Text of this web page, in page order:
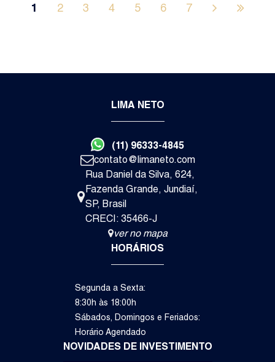
Suíte(s)
Casa de Condomínio
1 2 3 4 5 6 7
LIMA NETO
(11) 96333-4845
contato@limaneto.com
Rua Daniel da Silva, 624,
Fazenda Grande, Jundiaí,
SP, Brasil
CRECI: 35466-J
ver no mapa
HORÁRIOS
Segunda a Sexta:
8:30h às 18:00h
Sábados, Domingos e Feriados:
Horário Agendado
NOVIDADES DE INVESTIMENTO